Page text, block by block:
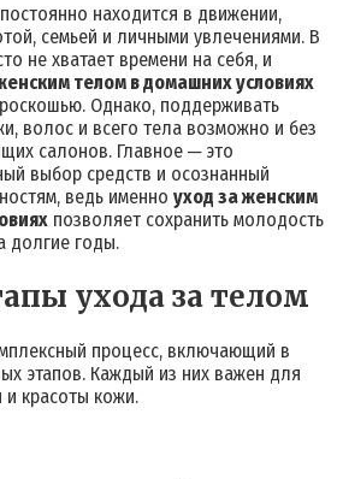
находится в движении,
семьей и личными увлечениями. В
не хватает времени на себя, и
телом в домашних условиях
Однако, поддерживать
волос и всего тела возможно и без
салонов. Главное ─ это
выбор средств и осознанный
ведь именно уход за женским
позволяет сохранить молодость
долгие годы.
ухода за телом
процесс, включающий в
этапов. Каждый из них важен для
красоты кожи.